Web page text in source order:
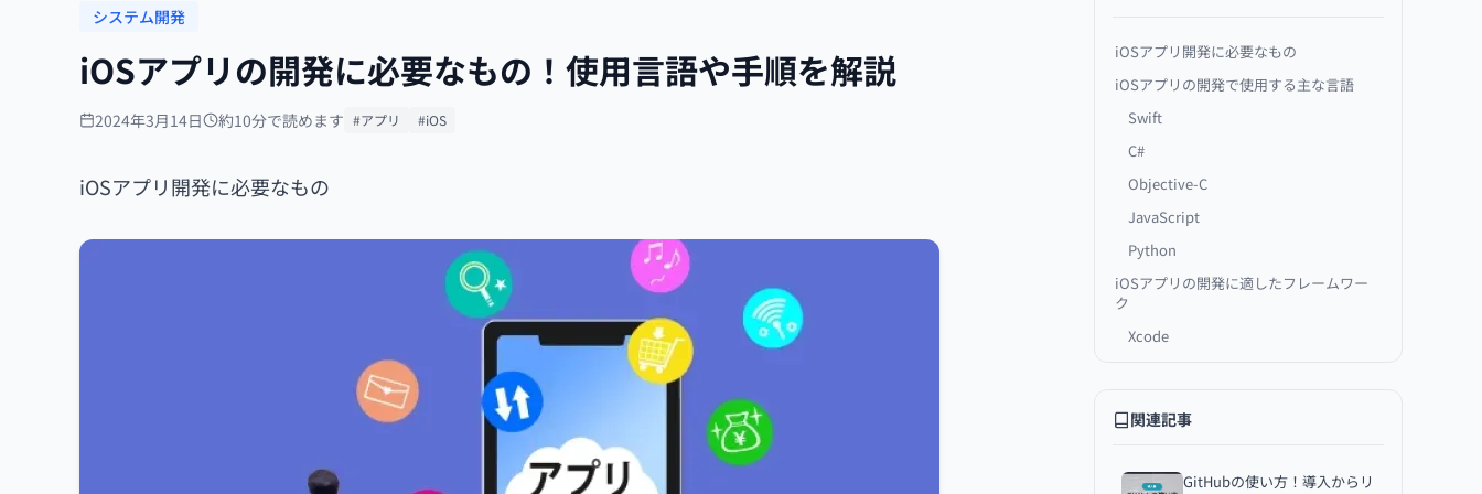
システム開発
iOSアプリの開発に必要なもの！使用言語や手順を解説
2024年3月14日 約10分で読めます #アプリ #iOS
iOSアプリ開発に必要なもの
iOSアプリ開発に必要なもの
iOSアプリの開発で使用する主な言語
Swift
C#
Objective-C
JavaScript
Python
iOSアプリの開発に適したフレームワー
ク
Xcode
iOSアプリを開発する手順
1.企画
関連記事
GitHubの使い方！導入からリ